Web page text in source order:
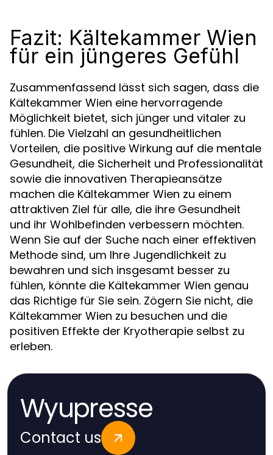
Fazit: Kältekammer Wien
für ein jüngeres Gefühl
Zusammenfassend lässt sich sagen, dass die
Kältekammer Wien eine hervorragende
Möglichkeit bietet, sich jünger und vitaler zu
fühlen. Die Vielzahl an gesundheitlichen
Vorteilen, die positive Wirkung auf die mentale
Gesundheit, die Sicherheit und Professionalität
sowie die innovativen Therapieansätze
machen die Kältekammer Wien zu einem
attraktiven Ziel für alle, die ihre Gesundheit
und ihr Wohlbefinden verbessern möchten.
Wenn Sie auf der Suche nach einer effektiven
Methode sind, um Ihre Jugendlichkeit zu
bewahren und sich insgesamt besser zu
fühlen, könnte die Kältekammer Wien genau
das Richtige für Sie sein. Zögern Sie nicht, die
Kältekammer Wien zu besuchen und die
positiven Effekte der Kryotherapie selbst zu
erleben.
Wyupresse
Contact us